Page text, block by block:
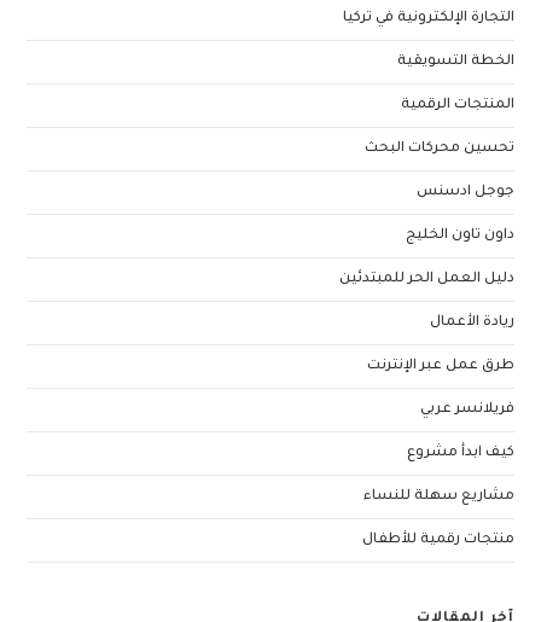
التجارة الإلكترونية في تركيا
الخطة التسويقية
المنتجات الرقمية
تحسين محركات البحث
جوجل ادسنس
داون تاون الخليج
دليل العمل الحر للمبتدئين
ريادة الأعمال
طرق عمل عبر الإنترنت
فريلانسر عربي
كيف ابدأ مشروع
مشاريع سهلة للنساء
منتجات رقمية للأطفال